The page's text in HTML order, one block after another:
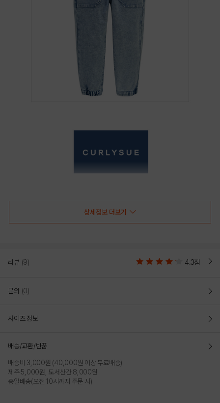
상세정보 더보기
리뷰 (9) 4.3점
문의 (0)
사이즈 정보
배송/교환/반품
배송비 3,000원 (40,000원 이상 무료배송)
제주 5,000원, 도서산간 8,000원
총알배송(오전 10시까지 주문 시)